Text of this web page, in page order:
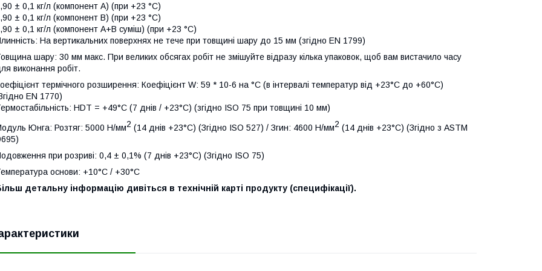
± 0,1 кг/л (компонент А) (при +23 °С)
± 0,1 кг/л (компонент В) (при +23 °С)
± 0,1 кг/л (компонент А+В суміш) (при +23 °С)
На вертикальних поверхнях не тече при товщині шару до 15 мм (згідно EN 1799)
шару: 30 мм макс. При великих обсягах робіт не змішуйте відразу кілька упаковок, щоб вам вистачило часу
виконання робіт.
термічного розширення: Коефіцієнт W: 59 * 10-6 на °С (в інтервалі температур від +23°С до +60°С)
EN 1770)
HDT = +49°C (7 днів / +23°С) (згідно ISO 75 при товщині 10 мм)
Юнга: Розтяг: 5000 Н/мм2 (14 днів +23°С) (Згідно ISO 527) / Згин: 4600 Н/мм2 (14 днів +23°С) (Згідно з ASTM
при розриві: 0,4 ± 0,1% (7 днів +23°С) (Згідно ISO 75)
основи: +10°С / +30°С
детальну інформацію дивіться в технічній карті продукту (специфікації).